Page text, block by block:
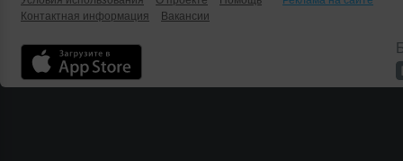
Контактная информация
Вакансии